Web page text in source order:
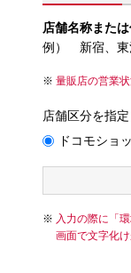
店舗名称また
例） 新宿、東
量販店の営業
店舗区分を指定
ドコモショ
入力の際に「
画面で文字化